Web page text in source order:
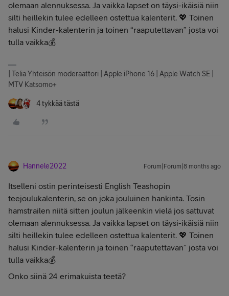
olemaan alennuksessa. Ja vaikka lapset on täysi-ikäisiä niin
silti heillekin tulee edelleen ostettua kalenterit. 💖 Toinen
halusi Kinder-kalenterin ja toinen “raaputettavan” josta voi
tulla vaikka💰
| Telia Yhteisön moderaattori | Apple iPhone 16 | Apple Watch SE |
MTV Katsomo+
4 tykkää tästä
Hannele2022 Forum|Forum|8 months ago
Itselleni ostin perinteisesti English Teashopin
teejoulukalenterin, se on joka jouluinen hankinta. Tosin
hamstrailen niitä sitten joulun jälkeenkin vielä jos sattuvat
olemaan alennuksessa. Ja vaikka lapset on täysi-ikäisiä niin
silti heillekin tulee edelleen ostettua kalenterit. 💖 Toinen
halusi Kinder-kalenterin ja toinen “raaputettavan” josta voi
tulla vaikka💰
Onko siinä 24 erimakuista teetä?